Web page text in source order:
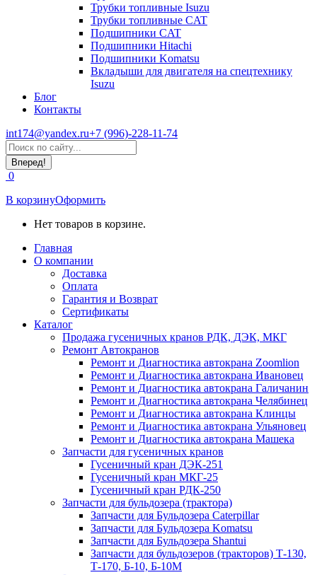
Трубки топливные Isuzu
Трубки топливные CAT
Подшипники CAT
Подшипники Hitachi
Подшипники Komatsu
Вкладыши для двигателя на спецтехнику
Isuzu
Блог
Контакты
int174@yandex.ru+7 (996)-228-11-74
Страница
WhatsApp
открывается
в
новом
окне
Поиск:
0
В корзинуОформить
Нет товаров в корзине.
Главная
О компании
Доставка
Оплата
Гарантия и Возврат
Сертификаты
Каталог
Продажа гусеничных кранов РДК, ДЭК, МКГ
Ремонт Автокранов
Ремонт и Диагностика автокрана Zoomlion
Ремонт и Диагностика автокрана Ивановец
Ремонт и Диагностика автокрана Галичанин
Ремонт и Диагностика автокрана Челябинец
Ремонт и Диагностика автокрана Клинцы
Ремонт и Диагностика автокрана Ульяновец
Ремонт и Диагностика автокрана Машека
Запчасти для гусеничных кранов
Гусеничный кран ДЭК-251
Гусеничный кран МКГ-25
Гусеничный кран РДК-250
Запчасти для бульдозера (трактора)
Запчасти для Бульдозера Caterpillar
Запчасти для Бульдозера Komatsu
Запчасти для Бульдозера Shantui
Запчасти для бульдозеров (тракторов) Т-130,
Т-170, Б-10, Б-10М